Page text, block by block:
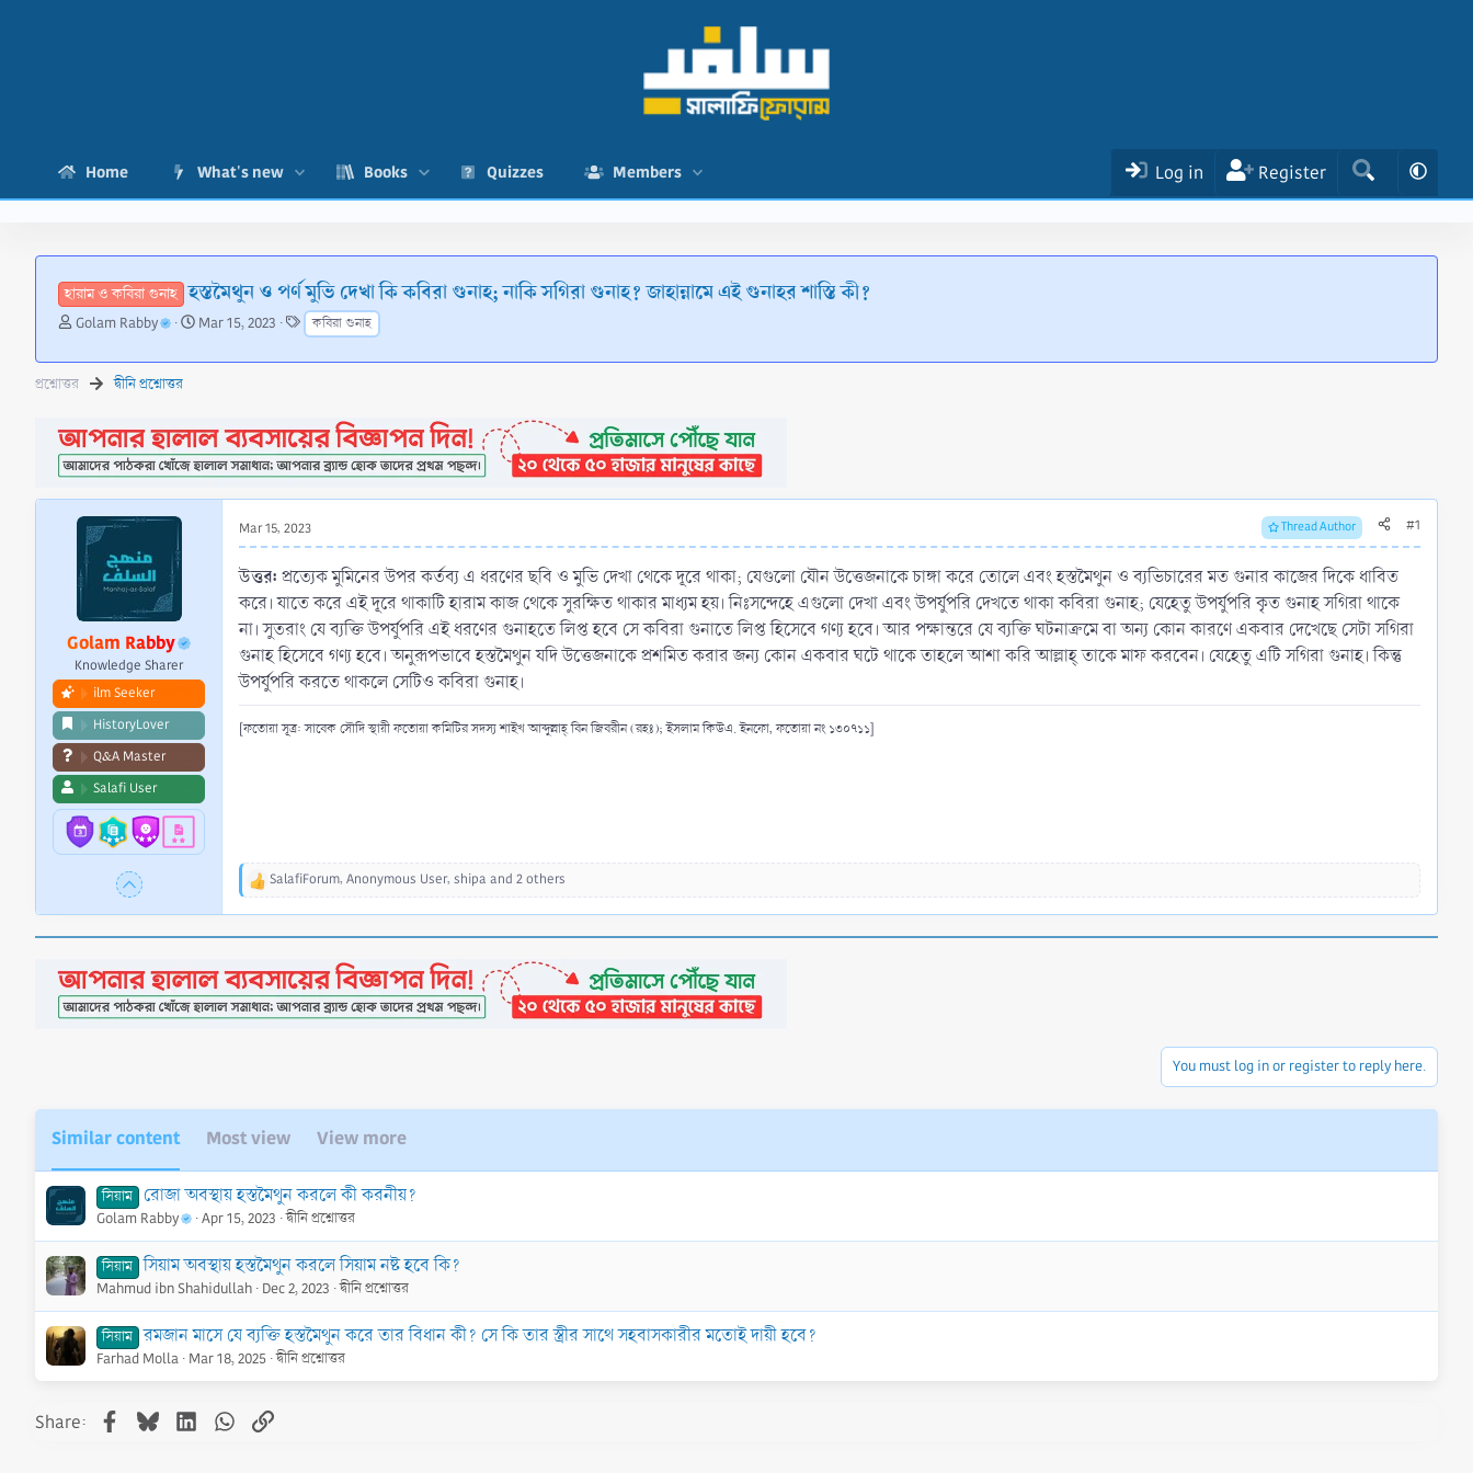
Home What's new Books Quizzes Members Log in Register
হারাম ও কবিরা গুনাহ হস্তমৈথুন ও পর্ণ মুভি দেখা কি কবিরা গুনাহ; নাকি সগিরা গুনাহ? জাহান্নামে এই গুনাহর শাস্তি কী?
T
r
e
s
t
r
t
Golam Rabby
S
a
a
t
Mar 15, 2023
T
a
g
কবিরা গুনাহ
প্রশ্নোত্তর দ্বীনি প্রশ্নোত্তর
Golam Rabby
Knowledge Sharer
ilm Seeker
HistoryLover
Q&A Master
Salafi User
Mar 15, 2023 Thread Author #1
উত্তর: প্রত্যেক মুমিনের উপর কর্তব্য এ ধরণের ছবি ও মুভি দেখা থেকে দূরে থাকা; যেগুলো যৌন উত্তেজনাকে চাঙ্গা করে তোলে এবং হস্তমৈথুন ও ব্যভিচারের মত গুনার কাজের দিকে ধাবিত
করে। যাতে করে এই দূরে থাকাটি হারাম কাজ থেকে সুরক্ষিত থাকার মাধ্যম হয়। নিঃসন্দেহে এগুলো দেখা এবং উপর্যুপরি দেখতে থাকা কবিরা গুনাহ; যেহেতু উপর্যুপরি কৃত গুনাহ সগিরা থাকে
না। সুতরাং যে ব্যক্তি উপর্যুপরি এই ধরণের গুনাহতে লিপ্ত হবে সে কবিরা গুনাতে লিপ্ত হিসেবে গণ্য হবে। আর পক্ষান্তরে যে ব্যক্তি ঘটনাক্রমে বা অন্য কোন কারণে একবার দেখেছে সেটা সগিরা
গুনাহ হিসেবে গণ্য হবে। অনুরূপভাবে হস্তমৈথুন যদি উত্তেজনাকে প্রশমিত করার জন্য কোন একবার ঘটে থাকে তাহলে আশা করি আল্লাহ্‌ তাকে মাফ করবেন। যেহেতু এটি সগিরা গুনাহ। কিন্তু
উপর্যুপরি করতে থাকলে সেটিও কবিরা গুনাহ।
[ফতোয়া সূত্র: সাবেক সৌদি স্থায়ী ফতোয়া কমিটির সদস্য শাইখ আব্দুল্লাহ্‌ বিন জিবরীন (রহঃ); ইসলাম কিউএ. ইনফো, ফতোয়া নং ১৩০৭১১]
R
i
o
n
SalafiForum, Anonymous User, shipa and 2 others
You must log in or register to reply here.
Similar content Most view View more
সিয়াম রোজা অবস্থায় হস্তমৈথুন করলে কী করনীয়?
Golam Rabby Apr 15, 2023 দ্বীনি প্রশ্নোত্তর
সিয়াম সিয়াম অবস্থায় হস্তমৈথুন করলে সিয়াম নষ্ট হবে কি?
Mahmud ibn Shahidullah Dec 2, 2023 দ্বীনি প্রশ্নোত্তর
সিয়াম রমজান মাসে যে ব্যক্তি হস্তমৈথুন করে তার বিধান কী? সে কি তার স্ত্রীর সাথে সহবাসকারীর মতোই দায়ী হবে?
Farhad Molla Mar 18, 2025 দ্বীনি প্রশ্নোত্তর
Share: Facebook
BlueskyLinkedInWhatsApp
Link